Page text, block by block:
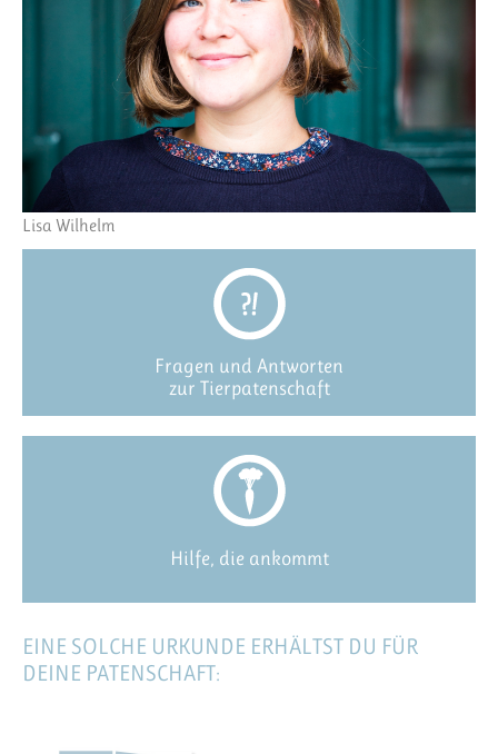
Lisa Wilhelm
Fragen und Antworten
zur Tierpatenschaft
Hilfe, die ankommt
EINE SOLCHE URKUNDE ERHÄLTST DU FÜR
DEINE PATENSCHAFT: